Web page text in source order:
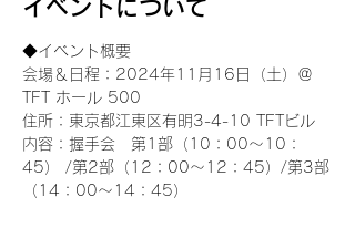
イベントについて
◆イベント概要
会場＆日程：2024年11月16日（土）＠
TFT ホール 500
住所：東京都江東区有明3-4-10 TFTビル
内容：握手会　第1部（10：00～10：
45） /第2部（12：00～12：45）/第3部
（14：00～14：45）